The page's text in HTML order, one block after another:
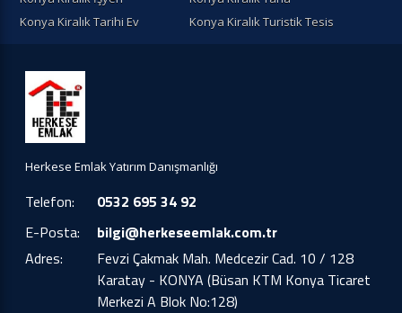
Konya Kiralık Tarihi Ev
Konya Kiralık Turistik Tesis
Herkese Emlak Yatırım Danışmanlığı
Telefon:
0532 695 34 92
E-Posta:
bilgi@herkeseemlak.com.tr
Adres:
Fevzi Çakmak Mah. Medcezir Cad. 10 / 128
Karatay - KONYA (Büsan KTM Konya Ticaret
Merkezi A Blok No:128)